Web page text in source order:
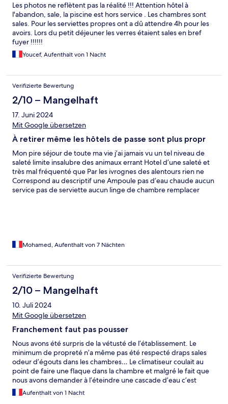
Les photos ne reflètent pas la réalité !!! Attention hôtel à
l'abandon, sale, la piscine est hors service . Les chambres sont
sales. Pour les serviettes propres ont a dû attendre 4h pour les
avoirs. Lors du petit déjeuner les verres étaient sales en bref
fuyer !!!!!!
Youcef, Aufenthalt von 1 Nacht
Verifizierte Bewertung
2/10 – Mangelhaft
17. Juni 2024
Mit Google übersetzen
À retirer même les hôtels de passe sont plus propr
Mon pire séjour de toute ma vie j’ai jamais vu un tel niveau de
saleté limite insalubre des animaux errant Hotel d’une saleté et
très mal fréquenté que Par les ivrognes des alentours rien ne
Correspond au descriptif une Ampoule pas d’eau chaude aucun
service pas de serviette aucun linge de chambre remplacer
Mohamed, Aufenthalt von 7 Nächten
Verifizierte Bewertung
2/10 – Mangelhaft
10. Juli 2024
Mit Google übersetzen
Franchement faut pas pousser
Nous avons été surpris de la vétusté de l’établissement. Le
minimum de propreté n’a même pas été respecté draps sales
odeur d’égouts dans les chambres… Le climatiseur coulait au
point de faire une flaque dans la chambre et malgré le fait que
nous avons demander à l’éteindre une cascade d’eau c’est
abattue sur le sol à deux heure du matin nous réveillant en
sursaut. Après pour le prix il ne fallait pas s’attendre à un miracle.
Aufenthalt von 1 Nacht